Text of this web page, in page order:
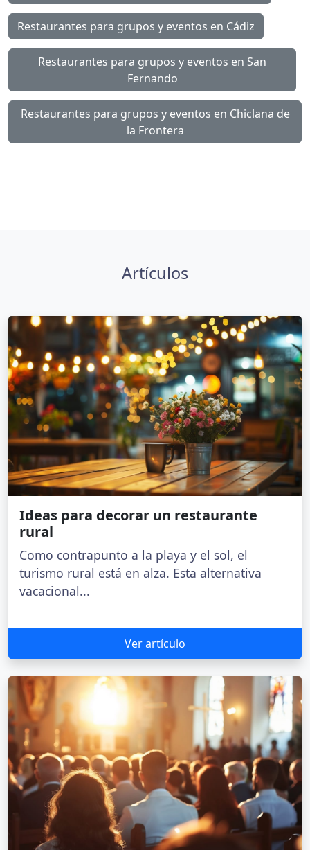
Restaurantes para grupos y eventos en Cádiz
Restaurantes para grupos y eventos en San
Fernando
Restaurantes para grupos y eventos en Chiclana de
la Frontera
Artículos
Ideas para decorar un restaurante
rural
Como contrapunto a la playa y el sol, el
turismo rural está en alza. Esta alternativa
vacacional...
Ver artículo